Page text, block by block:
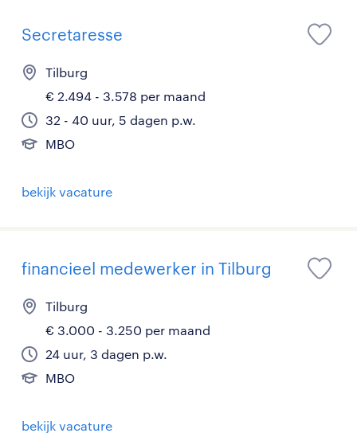
Secretaresse
Tilburg
€ 2.494 - 3.578 per maand
32 - 40 uur, 5 dagen p.w.
MBO
bekijk vacature
financieel medewerker in Tilburg
Tilburg
€ 3.000 - 3.250 per maand
24 uur, 3 dagen p.w.
MBO
bekijk vacature